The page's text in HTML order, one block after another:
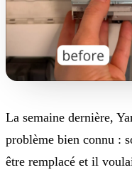
La semaine dernière,
problème bien connu :
être remplacé et il